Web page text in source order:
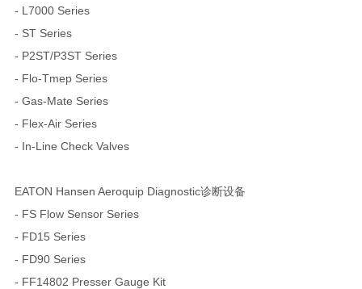
- L7000 Series
- ST Series
- P2ST/P3ST Series
- Flo-Tmep Series
- Gas-Mate Series
- Flex-Air Series
- In-Line Check Valves
EATON Hansen Aeroquip Diagnostic诊断设备
- FS Flow Sensor Series
- FD15 Series
- FD90 Series
- FF14802 Presser Gauge Kit